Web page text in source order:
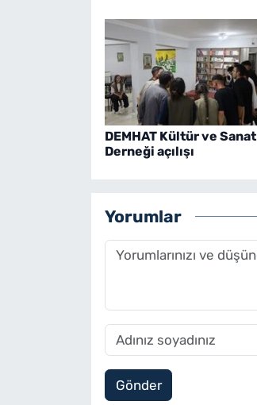
DEMHAT Kültür ve Sanat
Derneği açılışı
Yorumlar
Gönder